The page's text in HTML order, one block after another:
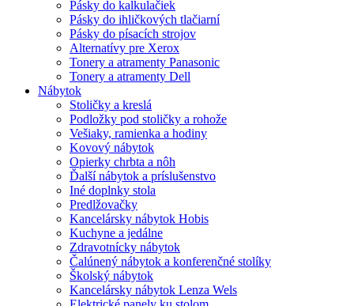
Pásky do kalkulačiek
Pásky do ihličkových tlačiarní
Pásky do písacích strojov
Alternatívy pre Xerox
Tonery a atramenty Panasonic
Tonery a atramenty Dell
Nábytok
Stoličky a kreslá
Podložky pod stoličky a rohože
Vešiaky, ramienka a hodiny
Kovový nábytok
Opierky chrbta a nôh
Ďalší nábytok a príslušenstvo
Iné doplnky stola
Predlžovačky
Kancelársky nábytok Hobis
Kuchyne a jedálne
Zdravotnícky nábytok
Čalúnený nábytok a konferenčné stolíky
Školský nábytok
Kancelársky nábytok Lenza Wels